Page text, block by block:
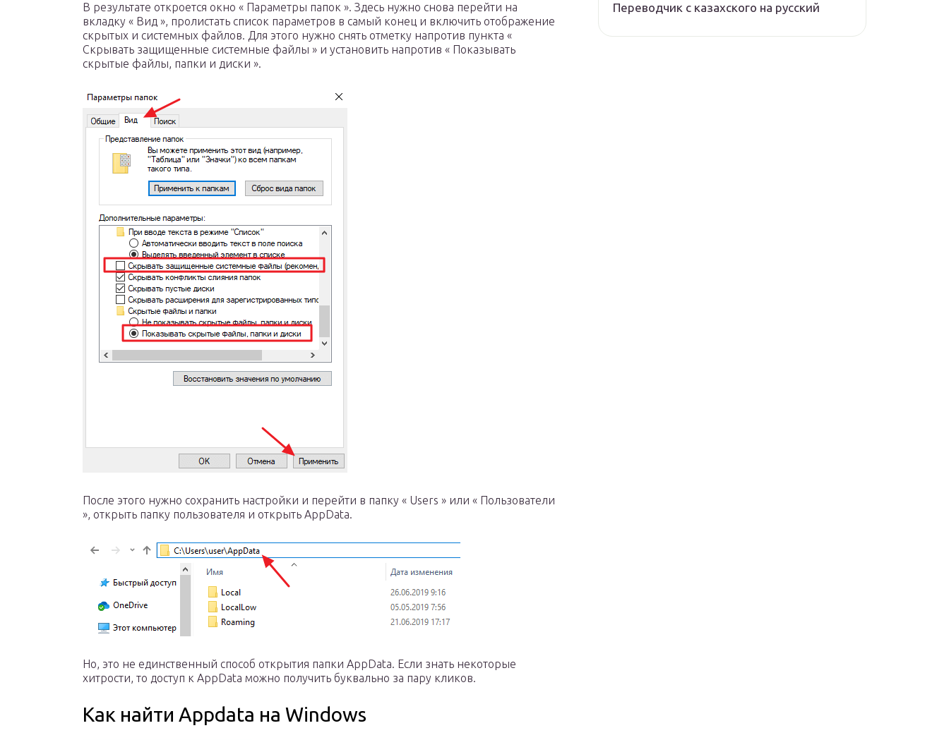
В результате откроется окно « Параметры папок ». Здесь нужно снова перейти на
вкладку « Вид », пролистать список параметров в самый конец и включить отображение
скрытых и системных файлов. Для этого нужно снять отметку напротив пункта «
Скрывать защищенные системные файлы » и установить напротив « Показывать
скрытые файлы, папки и диски ».
После этого нужно сохранить настройки и перейти в папку « Users » или « Пользователи
», открыть папку пользователя и открыть AppData.
Но, это не единственный способ открытия папки AppData. Если знать некоторые
хитрости, то доступ к AppData можно получить буквально за пару кликов.
Как найти Appdata на Windows
Переводчик с казахского на русский